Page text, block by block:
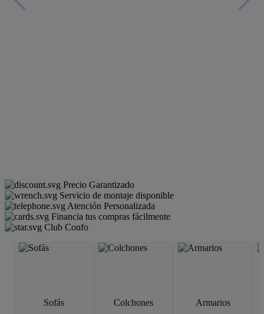
Precio Garantizado
Servicio de montaje disponible
Atención Personalizada
Financia tus compras fácilmente
Club Confo
Sofás Colchones Armarios